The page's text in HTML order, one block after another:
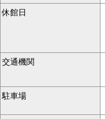
休館日
交通機関
駐車場